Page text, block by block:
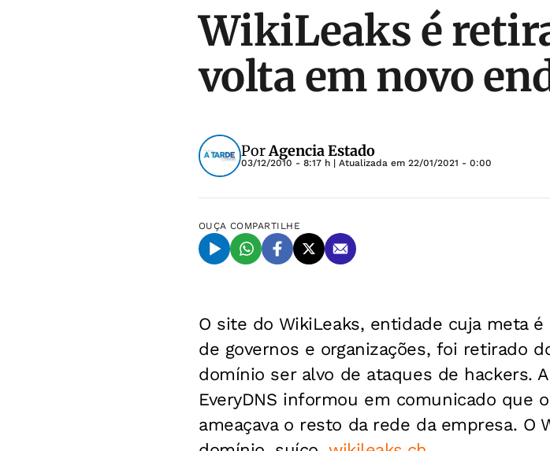
WikiLeaks é
volta em novo
PorAgencia Estado
03/12/2010 - 8:17 h | Atualizada em 22/01/2021 - 0:00
OUÇA COMPARTILHE
O site do WikiLeaks, entidade cuja meta
de governos e organizações, foi retirado
domínio ser alvo de ataques de hackers.
EveryDNS informou em comunicado que
ameaçava o resto da rede da empresa.